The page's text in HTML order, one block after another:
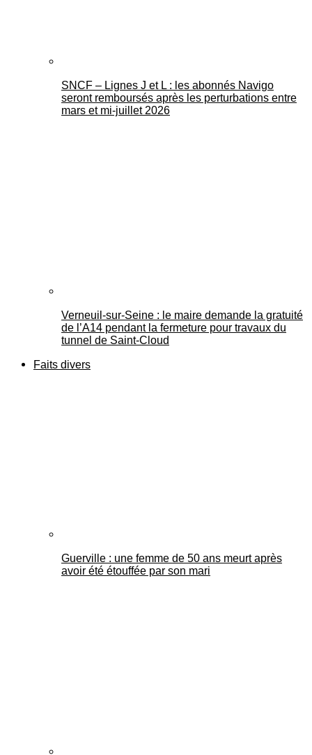
SNCF – Lignes J et L : les abonnés Navigo
seront remboursés après les perturbations entre
mars et mi-juillet 2026
Verneuil-sur-Seine : le maire demande la gratuité
de l’A14 pendant la fermeture pour travaux du
tunnel de Saint-Cloud
Faits divers
Guerville : une femme de 50 ans meurt après
avoir été étouffée par son mari